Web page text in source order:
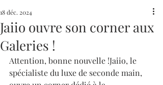
Jaiio ouvre son corner aux
Galeries !
18 déc. 2024
Attention, bonne nouvelle !Jaiio, le
spécialiste du luxe de seconde main,